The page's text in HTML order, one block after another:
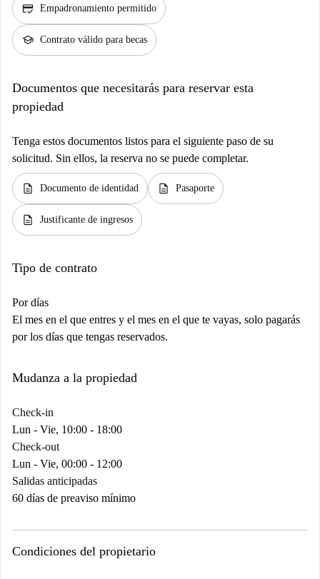
credit_score Empadronamiento permitido
school Contrato válido para becas
Documentos que necesitarás para reservar esta
propiedad
Tenga estos documentos listos para el siguiente paso de su
solicitud. Sin ellos, la reserva no se puede completar.
description Documento de identidad description Pasaporte
description Justificante de ingresos
Tipo de contrato
Por días
El mes en el que entres y el mes en el que te vayas, solo pagarás
por los días que tengas reservados.
Mudanza a la propiedad
Check-in
Lun - Vie, 10:00 - 18:00
Check-out
Lun - Vie, 00:00 - 12:00
Salidas anticipadas
60 días de preaviso mínimo
Condiciones del propietario